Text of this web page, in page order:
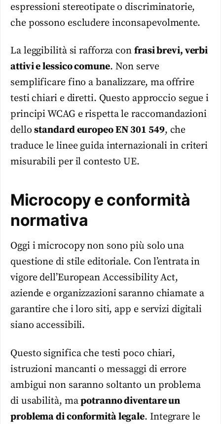
espressioni stereotipate o discriminatorie,
che possono escludere inconsapevolmente.
La leggibilità si rafforza con frasi brevi, verbi
attivi e lessico comune. Non serve
semplificare fino a banalizzare, ma offrire
testi chiari e diretti. Questo approccio segue i
principi WCAG e rispetta le raccomandazioni
dellostandard europeo EN 301 549, che
traduce le linee guida internazionali in criteri
misurabili per il contesto UE.
Microcopy e conformità
normativa
Oggi i microcopy non sono più solo una
questione di stile editoriale. Con l’entrata in
vigore dell’European Accessibility Act,
aziende e organizzazioni saranno chiamate a
garantire che i loro siti, app e servizi digitali
siano accessibili.
Questo significa che testi poco chiari,
istruzioni mancanti o messaggi di errore
ambigui non saranno soltanto un problema
di usabilità, mapotranno diventare un
problema di conformità legale. Integrare le